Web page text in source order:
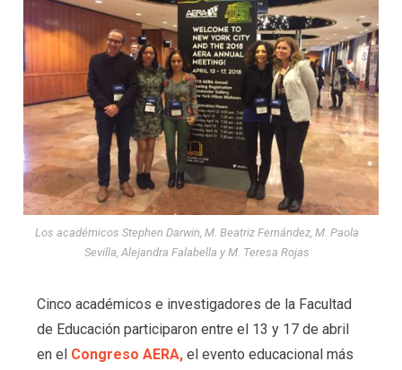
Los académicos Stephen Darwin, M. Beatriz Fernández, M. Paola
Sevilla, Alejandra Falabella y M. Teresa Rojas
Cinco académicos e investigadores de la Facultad
de Educación participaron entre el 13 y 17 de abril
en el Congreso AERA,el evento educacional más